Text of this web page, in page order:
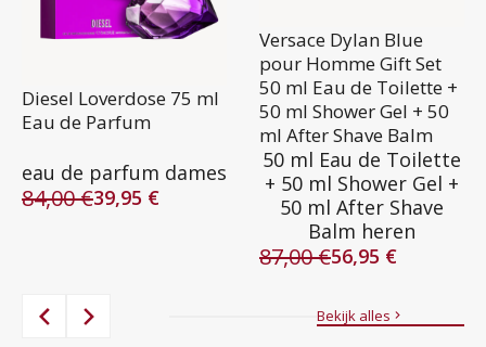
Diesel Loverdose 75 ml
Eau de Parfum
eau de parfum dames
84,00€
Oorspronkelijke
39,95 €
Huidige
Versace Dylan Blue
pour Homme Gift Set
50 ml Eau de Toilette +
50 ml Shower Gel + 50
ml After Shave Balm
50 ml Eau de Toilette
+ 50 ml Shower Gel +
50 ml After Shave
Balm heren
87,00€
Oorspronkelijke
56,95 €
Huidige
Bekijk alles